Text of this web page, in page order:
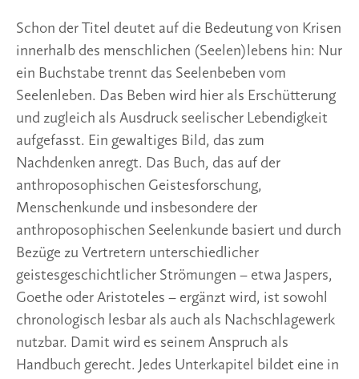
Schon der Titel deutet auf die Bedeutung von Krisen
innerhalb des menschlichen (Seelen)lebens hin: Nur
ein Buchstabe trennt das Seelenbeben vom
Seelenleben. Das Beben wird hier als Erschütterung
und zugleich als Ausdruck seelischer Lebendigkeit
aufgefasst. Ein gewaltiges Bild, das zum
Nachdenken anregt. Das Buch, das auf der
anthroposophischen Geistesforschung,
Menschenkunde und insbesondere der
anthroposophischen Seelenkunde basiert und durch
Bezüge zu Vertretern unterschiedlicher
geistesgeschichtlicher Strömungen – etwa Jaspers,
Goethe oder Aristoteles – ergänzt wird, ist sowohl
chronologisch lesbar als auch als Nachschlagewerk
nutzbar. Damit wird es seinem Anspruch als
Handbuch gerecht. Jedes Unterkapitel bildet eine in